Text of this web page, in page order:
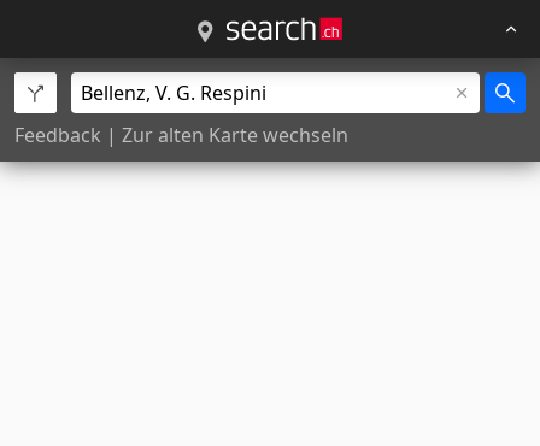
Feedback | Zur alten Karte wechseln